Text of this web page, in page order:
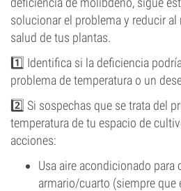
solucionar el problema y reducir
salud de tus plantas.
1️⃣ Identifica si la deficiencia
problema de temperatura o un
2️⃣ Si sospechas que se trata del
temperatura de tu espacio de
acciones:
Usa aire acondicionado para
armario/cuarto (siempre que